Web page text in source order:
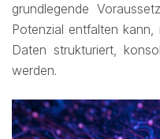
grundlegende
Potenzial entfalten
Daten strukturiert,
werden.